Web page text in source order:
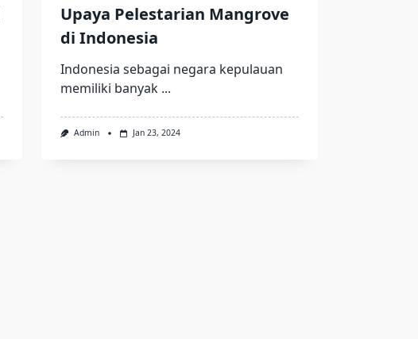
Upaya Pelestarian Mangrove
di Indonesia
Indonesia sebagai negara kepulauan
memiliki banyak ...
Admin Jan 23, 2024